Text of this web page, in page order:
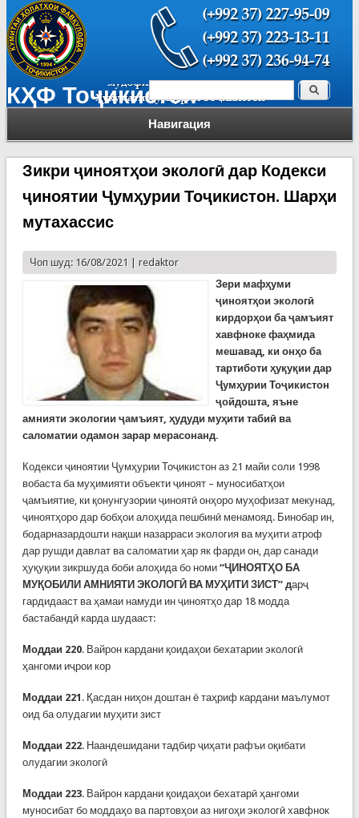
КҲФ Тоҷикистон
Навигация
Форма поиска Поиск
Зикри ҷиноятҳои экологӣ дар Кодекси
ҷиноятии Ҷумҳурии Тоҷикистон. Шарҳи
мутахассис
Чоп шуд: 16/08/2021 | redaktor
Зери мафҳуми
ҷиноятҳои экологӣ
кирдорҳои ба ҷамъият
хавфноке фаҳмида
мешавад, ки онҳо ба
тартиботи ҳуқуқии дар
Ҷумҳурии Тоҷикистон
ҷойдошта, яъне
амнияти экологии ҷамъият, ҳудуди муҳити табиӣ ва
саломатии одамон зарар мерасонанд.
Кодекси ҷиноятии Ҷумҳурии Тоҷикистон аз 21 майи соли 1998
вобаста ба муҳимияти объекти ҷиноят – муносибатҳои
ҷамъиятие, ки қонунгузории ҷиноятӣ онҳоро муҳофизат мекунад,
ҷиноятҳоро дар бобҳои алоҳида пешбинӣ менамояд. Бинобар ин,
бодарназардошти нақши назарраси экология ва муҳити атроф
дар рушди давлат ва саломатии ҳар як фарди он, дар санади
ҳуқуқии зикршуда боби алоҳида бо номи “ҶИНОЯТҲО БА
МУҚОБИЛИ АМНИЯТИ ЭКОЛОГӢ ВА МУҲИТИ ЗИСТ” дарҷ
гардидааст ва ҳамаи намуди ин ҷиноятҳо дар 18 модда
бастабандӣ карда шудааст:
Моддаи 220. Вайрон кардани қоидаҳои бехатарии экологӣ
ҳангоми иҷрои кор
Моддаи 221 . Қасдан ниҳон доштан ё таҳриф кардани маълумот
оид ба олудагии муҳити зист
Моддаи 222. Наандешидани тадбир ҷиҳати рафъи оқибати
олудагии экологӣ
Моддаи 223. Вайрон кардани қоидаҳои бехатарӣ ҳангоми
муносибат бо моддаҳо ва партовҳои аз нигоҳи экологӣ хавфнок